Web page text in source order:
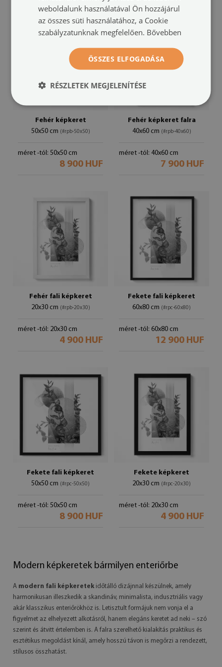
Fehér képkeret
50x50 cm (#rpb-50x50)
méret -tól: 50x50 cm
8 900 HUF
Fehér képkeret falra
40x60 cm (#rpb-40x60)
méret -tól: 40x60 cm
7 900 HUF
Fehér fali képkeret
20x30 cm (#rpb-20x30)
méret -tól: 20x30 cm
4 900 HUF
Fekete fali képkeret
60x80 cm (#rpc-60x80)
méret -tól: 60x80 cm
12 900 HUF
Fekete fali képkeret
50x50 cm (#rpc-50x50)
méret -tól: 50x50 cm
8 900 HUF
Fekete képkeret
20x30 cm (#rpc-20x30)
méret -tól: 20x30 cm
4 900 HUF
Modern képkeretek bármilyen enteriőrbe
A modern fali képkeretek időtálló dizájnnal készülnek, amely
harmonikusan illeszkedik a skandináv, minimalista, indusztriális vagy
akár klasszikus enteriőrökhöz is. Letisztult formájuk nem vonja el a
figyelmet az elhelyezett alkotásról, hanem elegáns keretet ad neki – szó
szerint és átvitt értelemben is. A falra szerelhető kialakítás praktikus és
esztétikus megoldást kínál, amely hosszú távon is megőrzi a rendezett,
stílusos összhatást.
weboldalunk használatával Ön hozzájárul
az összes süti használatához, a Cookie
szabályzatunknak megfelelően. Bővebben
ÖSSZES ELFOGADÁSA
RÉSZLETEK MEGJELENÍTÉSE